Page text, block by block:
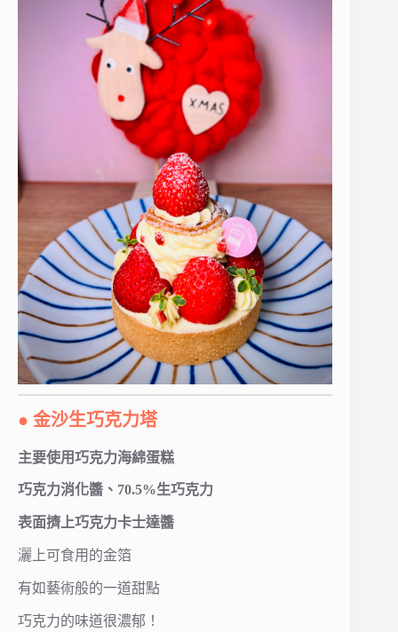
● 金沙生巧克力塔
主要使用巧克力海綿蛋糕
巧克力消化醬、70.5%生巧克力
表面擠上巧克力卡士達醬
灑上可食用的金箔
有如藝術般的一道甜點
巧克力的味道很濃郁！